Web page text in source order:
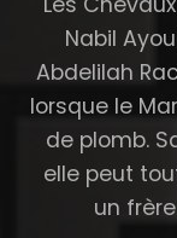
Nabil
Abdelilah
lorsque le
de plomb.
elle peut
un